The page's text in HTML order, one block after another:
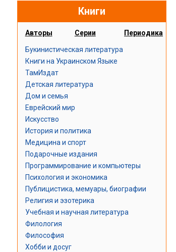
Книги
Авторы Серии Периодика
Букинистическая литература
Книги на Украинском Языке
ТамИздат
Детская литература
Дом и семья
Еврейский мир
Искусство
История и политика
Медицина и спорт
Подарочные издания
Программирование и компьютеры
Психология и экономика
Публицистика, мемуары, биографии
Религия и эзотерика
Учебная и научная литература
Филология
Философия
Хобби и досуг